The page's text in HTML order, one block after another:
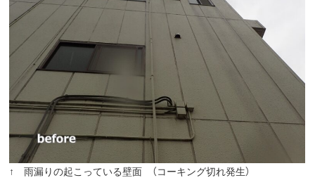
↑ 雨漏りの起こっている壁面 （コーキング切れ発生）